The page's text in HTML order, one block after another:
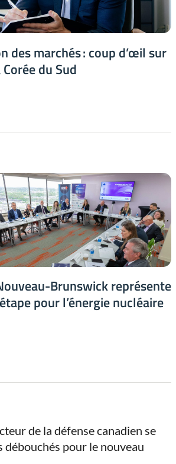
des marchés : coup d’œil sur
du Sud
Brunswick représente
pour l’énergie nucléaire